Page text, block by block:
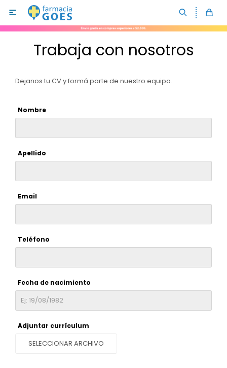

Trabaja con nosotros
Dejanos tu CV y formá parte de nuestro equipo.
Nombre
Apellido
Email
Teléfono
Fecha de nacimiento
Adjuntar currículum
SELECCIONAR ARCHIVO
Analgésicos y antiinflamatorios
Antigripales
Cardiología
Dermatología
Antibióticos
Ojos y oído
Digestión
Infecciones
Test de autodiagnóstico
Productos fraccionados
Rostro
Depilación y afeitado
Cuidado corporal
Cuidado femenino
Cuidado bucal
Cuidado manos
Repelentes
Salud sexual y reproductiva
Alimentación
Higiene corporal y bucal
Accesorios
Pañales para bebés
Mujer
Gasas
Curitas
Suero
Cuidado personal